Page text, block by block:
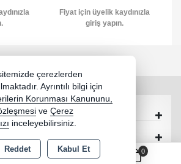
0
Fiyat için üyelik kaydınızla
giriş yapın.
çerezlerden
Ayrıntılı bilgi için
Korunması Kanununu,
ve Çerez
inceleyebilirsiniz.
Reddet Kabul Et